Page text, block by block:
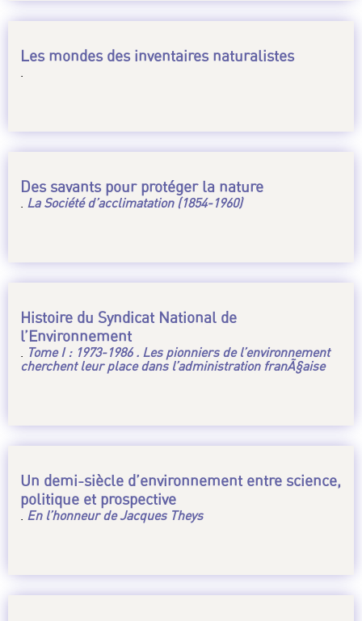
Les mondes des inventaires naturalistes
.
Des savants pour protéger la nature
. La Société d’acclimatation (1854-1960)
Histoire du Syndicat National de
l’Environnement
. Tome I : 1973-1986 . Les pionniers de l’environnement
cherchent leur place dans l’administration franÃ§aise
Un demi-siècle d’environnement entre science,
politique et prospective
. En l’honneur de Jacques Theys